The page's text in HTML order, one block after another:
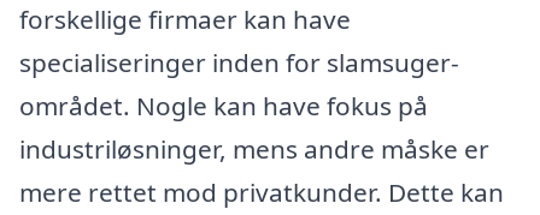
forskellige firmaer kan have
specialiseringer inden for slamsuger-
området. Nogle kan have fokus på
industriløsninger, mens andre måske er
mere rettet mod privatkunder. Dette kan